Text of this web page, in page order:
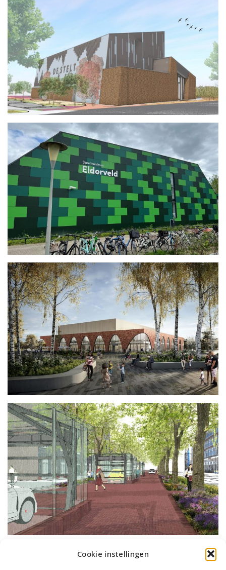
Cookie instellingen